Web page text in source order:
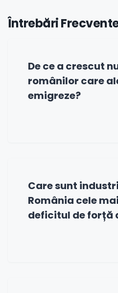
Întrebări
De ce a crescut
românilor care
emigreze?
Care sunt
România cele
deficitul de forță